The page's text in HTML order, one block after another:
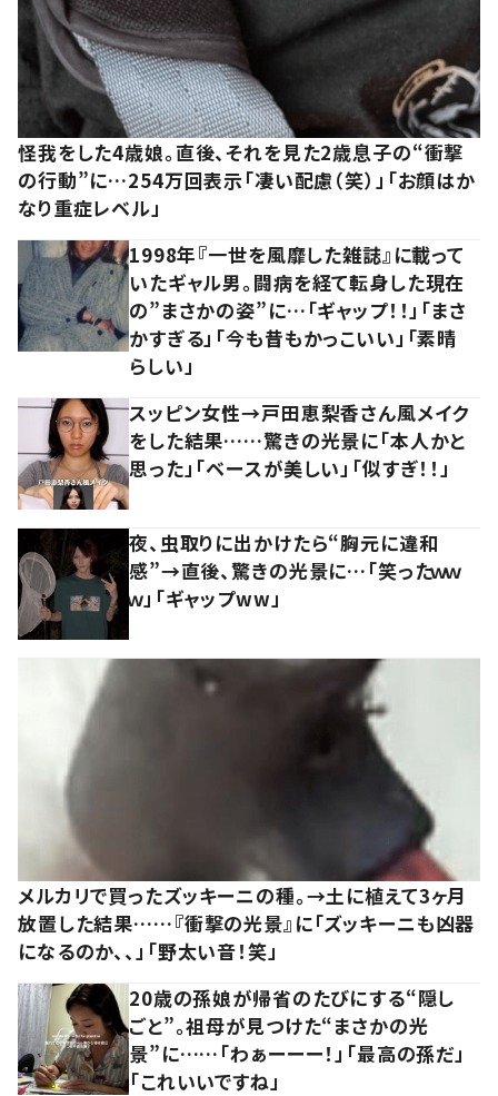
怪我をした4歳娘。直後、それを見た2歳息子の“衝撃
の行動”に…254万回表示「凄い配慮（笑）」「お顔はか
なり重症レベル」
1998年『一世を風靡した雑誌』に載って
いたギャル男。闘病を経て転身した現在
の”まさかの姿”に…「ギャップ！！」「まさ
かすぎる」「今も昔もかっこいい」「素晴
らしい」
スッピン女性→戸田恵梨香さん風メイク
をした結果……驚きの光景に「本人かと
思った」「ベースが美しい」「似すぎ！！」
夜、虫取りに出かけたら“胸元に違和
感”→直後、驚きの光景に…「笑ったｗｗ
ｗ」「ギャップww」
メルカリで買ったズッキーニの種。→土に植えて3ヶ月
放置した結果……『衝撃の光景』に「ズッキーニも凶器
になるのか、、」「野太い音！笑」
20歳の孫娘が帰省のたびにする“隠し
ごと”。祖母が見つけた“まさかの光
景”に……「わぁーーー！」「最高の孫だ」
「これいいですね」